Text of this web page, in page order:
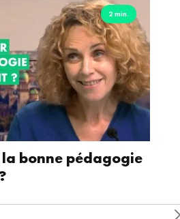
ces questions, bien au
2 min.
bonne pédagogie